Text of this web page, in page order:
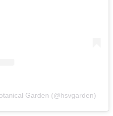
Garden (@hsvgarden)